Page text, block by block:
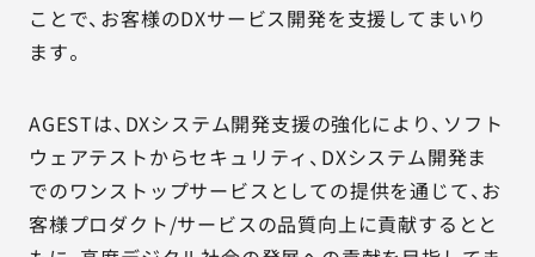
ことで、お客様のDXサービス開発を支援してまいり
ます。
AGESTは、DXシステム開発支援の強化により、ソフト
ウェアテストからセキュリティ、DXシステム開発ま
でのワンストップサービスとしての提供を通じて、お
客様プロダクト/サービスの品質向上に貢献するとと